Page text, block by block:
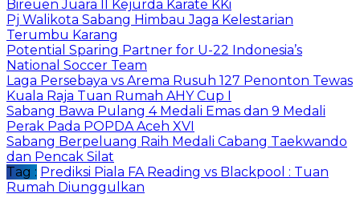
Bireuen Juara II Kejurda Karate KKi
Pj Walikota Sabang Himbau Jaga Kelestarian
Terumbu Karang
Potential Sparing Partner for U-22 Indonesia’s
National Soccer Team
Laga Persebaya vs Arema Rusuh 127 Penonton Tewas
Kuala Raja Tuan Rumah AHY Cup I
Sabang Bawa Pulang 4 Medali Emas dan 9 Medali
Perak Pada POPDA Aceh XVI
Sabang Berpeluang Raih Medali Cabang Taekwando
dan Pencak Silat
Tag : Prediksi Piala FA Reading vs Blackpool : Tuan
Rumah Diunggulkan